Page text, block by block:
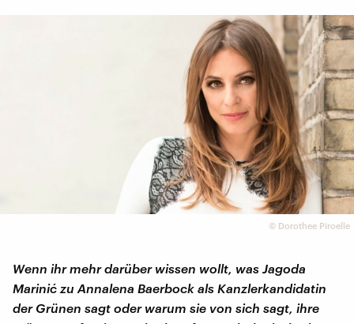
© Dorothee Piroelle
Wenn ihr mehr darüber wissen wollt, was Jagoda
Marinić zu Annalena Baerbock als Kanzlerkandidatin
der Grünen sagt oder warum sie von sich sagt, ihre